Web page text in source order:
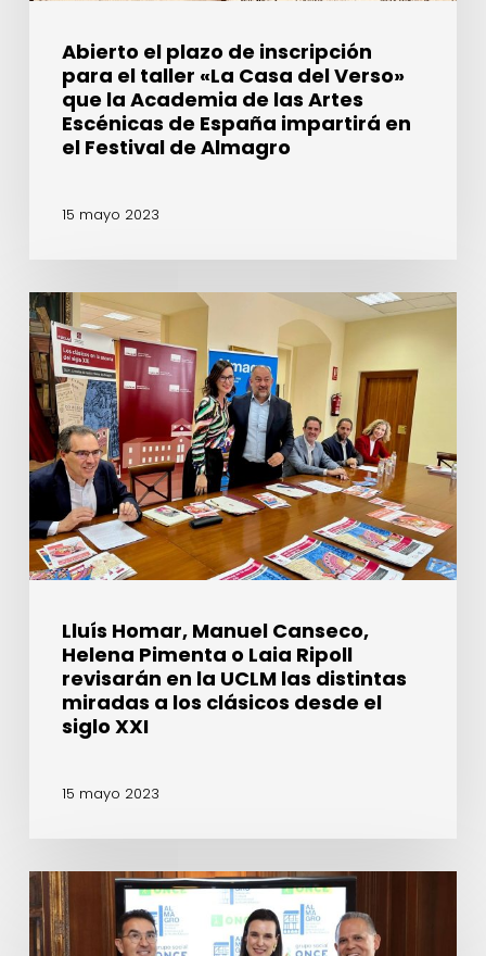
Academia
en
el
Festival
de
Almagro
Abierto el plazo de inscripción
para el taller «La Casa del Verso»
que la Academia de las Artes
Escénicas de España impartirá en
el Festival de Almagro
15 mayo 2023
Lluís
Homar,
Manuel
Canseco,
Helena
Pimenta
o
Laia
Ripoll
revisarán
en
distintas
miradas
desde
XXI
Lluís Homar, Manuel Canseco,
Helena Pimenta o Laia Ripoll
revisarán en la UCLM las distintas
miradas a los clásicos desde el
siglo XXI
15 mayo 2023
La
ONCE
y